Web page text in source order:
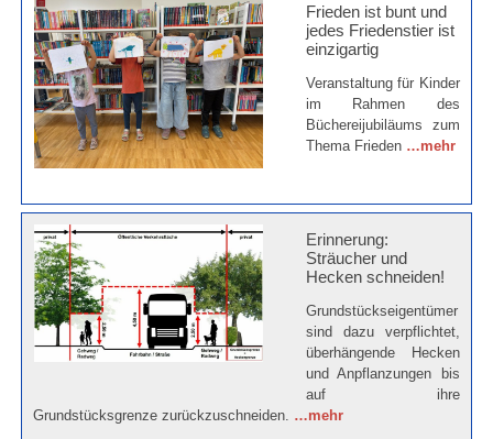
Frieden ist bunt und
jedes Friedenstier ist
einzigartig
Veranstaltung für Kinder
im Rahmen des
Büchereijubiläums zum
Thema Frieden …mehr
Erinnerung:
Sträucher und
Hecken schneiden!
Grundstückseigentümer
sind dazu verpflichtet,
überhängende Hecken
und Anpflanzungen bis
auf ihre
Grundstücksgrenze zurückzuschneiden. …mehr